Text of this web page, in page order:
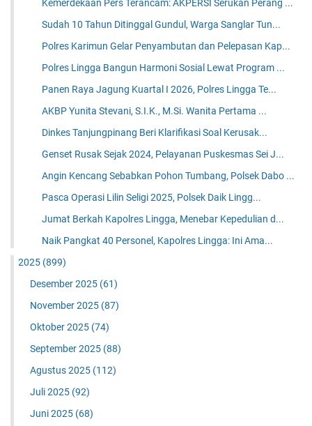
Kemerdekaan Pers Terancam: AKPERSI Serukan Perang ...
Sudah 10 Tahun Ditinggal Gundul, Warga Sanglar Tun...
Polres Karimun Gelar Penyambutan dan Pelepasan Kap...
Polres Lingga Bangun Harmoni Sosial Lewat Program ...
Panen Raya Jagung Kuartal I 2026, Polres Lingga Te...
AKBP Yunita Stevani, S.I.K., M.Si. Wanita Pertama ...
Dinkes Tanjungpinang Beri Klarifikasi Soal Kerusak...
Genset Rusak Sejak 2024, Pelayanan Puskesmas Sei J...
Angin Kencang Sebabkan Pohon Tumbang, Polsek Dabo ...
Pasca Operasi Lilin Seligi 2025, Polsek Daik Lingg...
Jumat Berkah Kapolres Lingga, Menebar Kepedulian d...
Naik Pangkat 40 Personel, Kapolres Lingga: Ini Ama...
2025 (899)
Desember 2025 (61)
November 2025 (87)
Oktober 2025 (74)
September 2025 (88)
Agustus 2025 (112)
Juli 2025 (92)
Juni 2025 (68)